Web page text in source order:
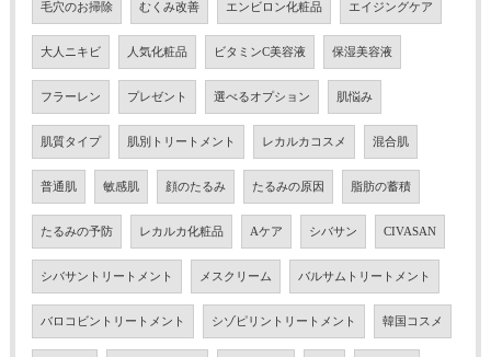
毛穴のお掃除 むくみ改善 エンビロン化粧品 エイジングケア
大人ニキビ 人気化粧品 ビタミンC美容液 保湿美容液
フラーレン プレゼント 選べるオプション 肌悩み
肌質タイプ 肌別トリートメント レカルカコスメ 混合肌
普通肌 敏感肌 顔のたるみ たるみの原因 脂肪の蓄積
たるみの予防 レカルカ化粧品 Aケア シバサン CIVASAN
シバサントリートメント メスクリーム バルサムトリートメント
バロコビントリートメント シゾピリントリートメント 韓国コスメ